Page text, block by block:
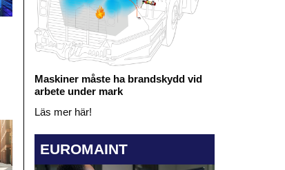
Maskiner måste ha brandskydd vid
arbete under mark
Läs mer här!
EUROMAINT